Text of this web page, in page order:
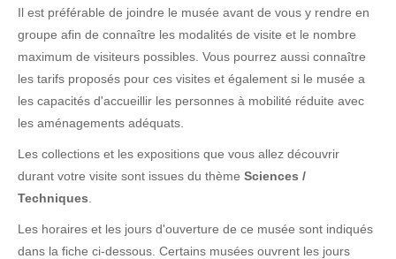
Il est préférable de joindre le musée avant de vous y rendre en
groupe afin de connaître les modalités de visite et le nombre
maximum de visiteurs possibles. Vous pourrez aussi connaître
les tarifs proposés pour ces visites et également si le musée a
les capacités d'accueillir les personnes à mobilité réduite avec
les aménagements adéquats.
Les collections et les expositions que vous allez découvrir
durant votre visite sont issues du thème Sciences /
Techniques
Les horaires et les jours d'ouverture de ce musée sont indiqués
dans la fiche ci-dessous. Certains musées ouvrent les jours